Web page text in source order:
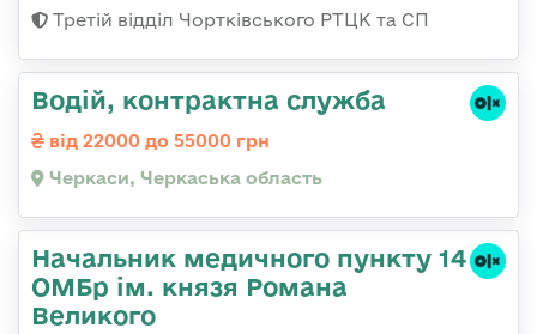
Третій відділ Чортківського РТЦК та СП
Водій, контрактна служба
від 22000 до 55000 грн
Черкаси, Черкаська область
Начальник медичного пункту 14
ОМБр ім. князя Романа
Великого